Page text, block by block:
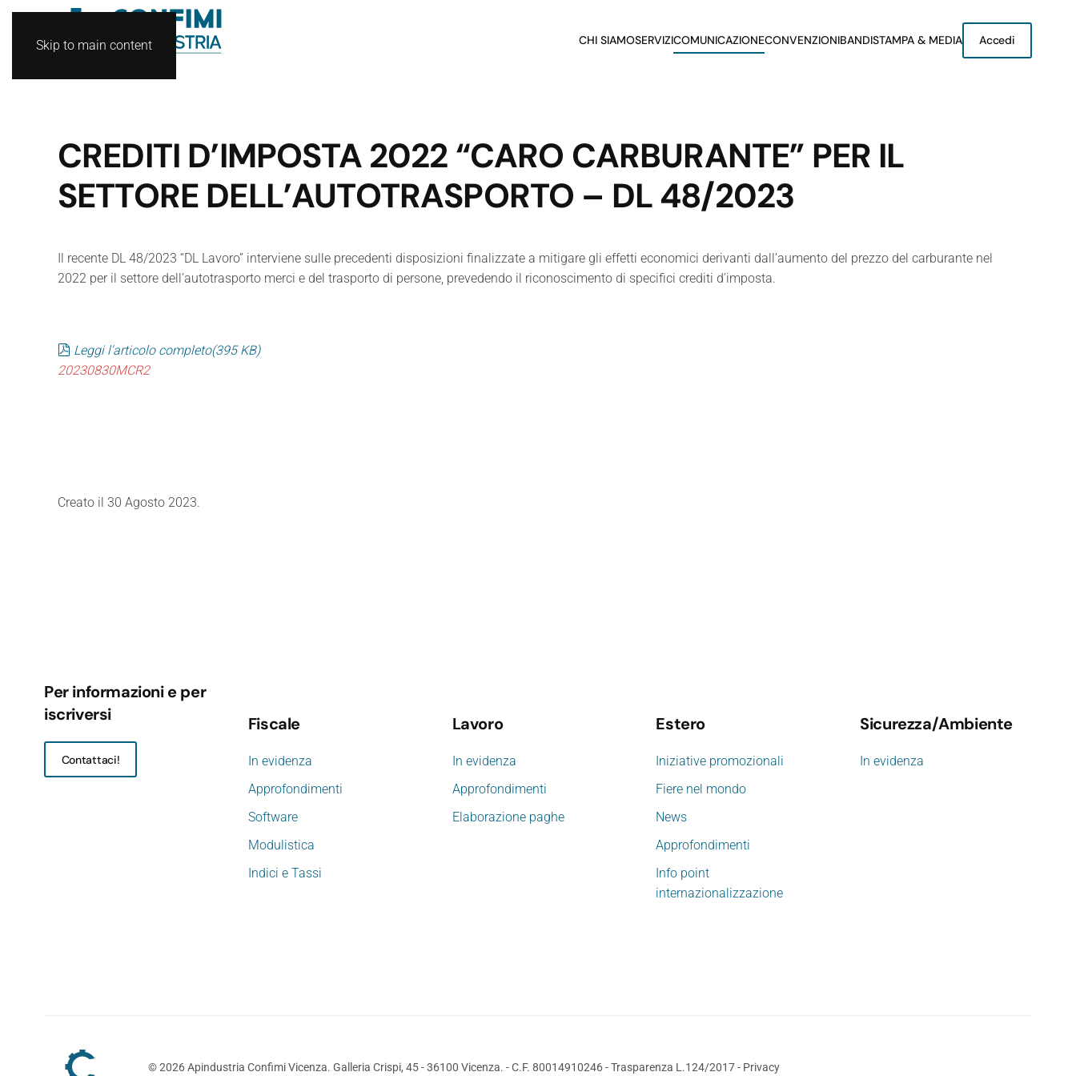
Skip to main content CHI SIAMOSERVIZICOMUNICAZIONECONVENZIONIBANDISTAMPA & MEDIA Accedi
CREDITI D’IMPOSTA 2022 “CARO CARBURANTE” PER IL
SETTORE DELL’AUTOTRASPORTO – DL 48/2023
Il recente DL 48/2023 “DL Lavoro” interviene sulle precedenti disposizioni finalizzate a mitigare gli effetti economici derivanti dall’aumento del prezzo del carburante nel
2022 per il settore dell’autotrasporto merci e del trasporto di persone, prevedendo il riconoscimento di specifici crediti d’imposta.
pdf
Leggi l'articolo completo(395 KB)
20230830MCR2
Creato il 30 Agosto 2023.
Per informazioni e per
iscriversi
Contattaci!
Fiscale
In evidenza
Approfondimenti
Software
Modulistica
Indici e Tassi
Lavoro
In evidenza
Approfondimenti
Elaborazione paghe
Estero
Iniziative promozionali
Fiere nel mondo
News
Approfondimenti
Info point
internazionalizzazione
Sicurezza/Ambiente
In evidenza
©2026Apindustria Confimi Vicenza. Galleria Crispi, 45 - 36100 Vicenza. - C.F. 80014910246 -Trasparenza L.124/2017- Privacy